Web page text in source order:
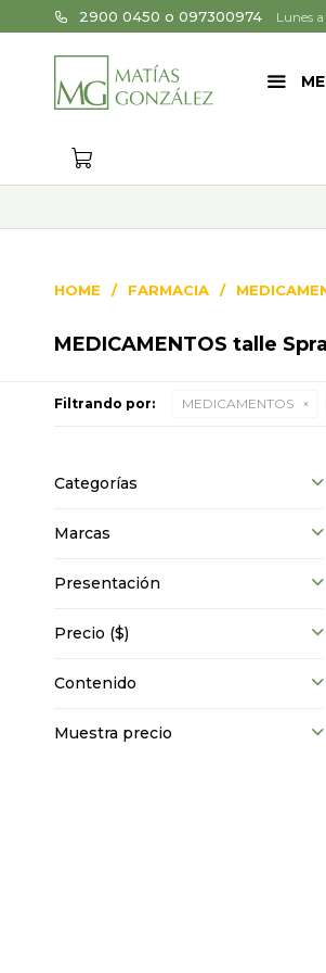
2900 0450 o 097300974 Lunes a
HOME FARMACIA
MEDICAMENTOS talle
Filtrando por: MEDICAMENTOS
Categorías
Marcas
Presentación
Precio ($)
Contenido
Muestra precio